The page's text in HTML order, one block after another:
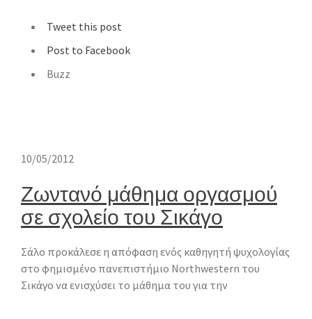
Tweet this post
Post to Facebook
Buzz
10/05/2012
Ζωντανό μάθημα οργασμού
σε σχολείο του Σικάγο
Σάλο προκάλεσε η απόφαση ενός καθηγητή ψυχολογίας
στο φημισμένο πανεπιστήμιο Northwestern του
Σικάγο να ενισχύσει το μάθημα του για την